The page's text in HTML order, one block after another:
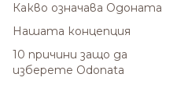
Какво означава Одоната
Нашата концепция
10 причини защо да
изберете Odonata